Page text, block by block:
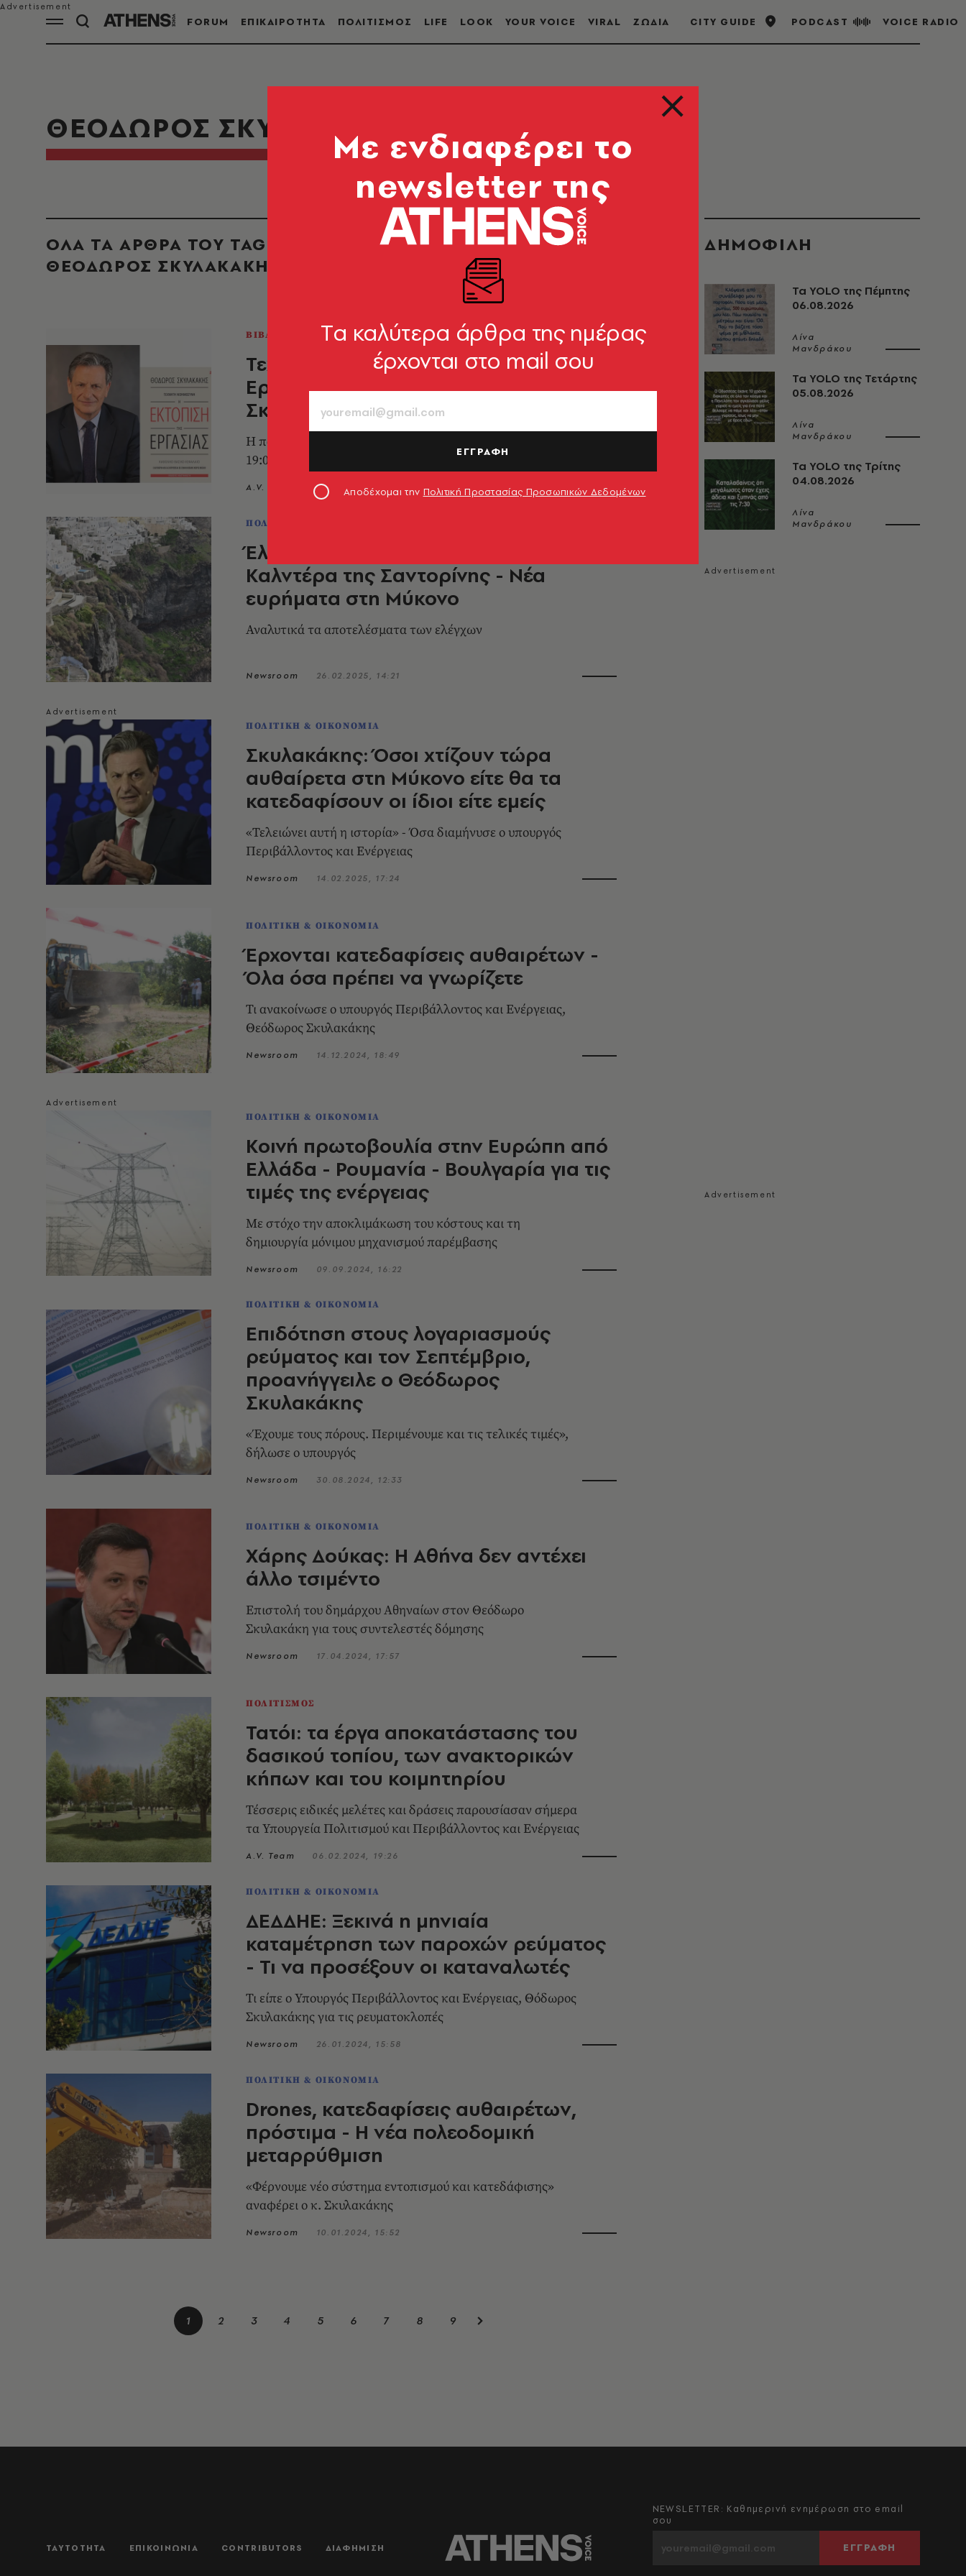
FORUM ΕΠΙΚΑΙΡΟΤΗΤΑ ΠΟΛΙΤΙΣΜΟΣ LIFE LOOK YOUR VOICE VIRAL ΖΩΔΙΑ CITY GUIDE PODCAST VOICE RADIO
ΘΕΟΔΩΡΟΣ ΣΚΥΛΑΚΑΚΗΣ
ΟΛΑ ΤΑ ΑΡΘΡΑ ΤΟΥ TAG
ΘΕΟΔΩΡΟΣ ΣΚΥΛΑΚΑΚΗΣ
ΒΙΒΛΙΟ
Τεχνητή Νοημοσύνη – Η Εκτόπιση της
Εργασίας: Το νέο βιβλίο του Θόδωρου
Σκυλακάκη
Η παρουσίασή του θα γίνει τη Δευτέρα 8 Ιουνίου 2026, στις
19:00, στην Αίγλη Ζαππείου
A.V. Team 02.06.2026, 18:47
ΠΟΛΙΤΙΚΗ & ΟΙΚΟΝΟΜΙΑ
Έλεγχοι ΥΠΕΝ: Αυθαίρετα στην
Καλντέρα της Σαντορίνης - Νέα
ευρήματα στη Μύκονο
Αναλυτικά τα αποτελέσματα των ελέγχων
Newsroom 26.02.2025, 14:21
ΠΟΛΙΤΙΚΗ & ΟΙΚΟΝΟΜΙΑ
Σκυλακάκης: Όσοι χτίζουν τώρα
αυθαίρετα στη Μύκονο είτε θα τα
κατεδαφίσουν οι ίδιοι είτε εμείς
«Τελειώνει αυτή η ιστορία» - Όσα διαμήνυσε ο υπουργός
Περιβάλλοντος και Ενέργειας
Newsroom 14.02.2025, 17:24
ΠΟΛΙΤΙΚΗ & ΟΙΚΟΝΟΜΙΑ
Έρχονται κατεδαφίσεις αυθαιρέτων -
Όλα όσα πρέπει να γνωρίζετε
Τι ανακοίνωσε ο υπουργός Περιβάλλοντος και Ενέργειας,
Θεόδωρος Σκυλακάκης
Newsroom 14.12.2024, 18:49
ΠΟΛΙΤΙΚΗ & ΟΙΚΟΝΟΜΙΑ
Κοινή πρωτοβουλία στην Ευρώπη από
Ελλάδα - Ρουμανία - Βουλγαρία για τις
τιμές της ενέργειας
Με στόχο την αποκλιμάκωση του κόστους και τη
δημιουργία μόνιμου μηχανισμού παρέμβασης
Newsroom 09.09.2024, 16:22
ΠΟΛΙΤΙΚΗ & ΟΙΚΟΝΟΜΙΑ
Επιδότηση στους λογαριασμούς
ρεύματος και τον Σεπτέμβριο,
προανήγγειλε ο Θεόδωρος
Σκυλακάκης
«Έχουμε τους πόρους. Περιμένουμε και τις τελικές τιμές»,
δήλωσε ο υπουργός
Newsroom 30.08.2024, 12:33
ΠΟΛΙΤΙΚΗ & ΟΙΚΟΝΟΜΙΑ
Χάρης Δούκας: Η Αθήνα δεν αντέχει
άλλο τσιμέντο
Επιστολή του δημάρχου Αθηναίων στον Θεόδωρο
Σκυλακάκη για τους συντελεστές δόμησης
Newsroom 17.04.2024, 17:57
ΠΟΛΙΤΙΣΜΟΣ
Τατόι: τα έργα αποκατάστασης του
δασικού τοπίου, των ανακτορικών
κήπων και του κοιμητηρίου
Τέσσερις ειδικές μελέτες και δράσεις παρουσίασαν σήμερα
τα Υπουργεία Πολιτισμού και Περιβάλλοντος και Ενέργειας
A.V. Team 06.02.2024, 19:26
ΠΟΛΙΤΙΚΗ & ΟΙΚΟΝΟΜΙΑ
ΔΕΔΔΗΕ: Ξεκινά η μηνιαία
καταμέτρηση των παροχών ρεύματος
- Τι να προσέξουν οι καταναλωτές
Τι είπε ο Υπουργός Περιβάλλοντος και Ενέργειας, Θόδωρος
Σκυλακάκης για τις ρευματοκλοπές
Newsroom 26.01.2024, 15:58
ΠΟΛΙΤΙΚΗ & ΟΙΚΟΝΟΜΙΑ
Drones, κατεδαφίσεις αυθαιρέτων,
πρόστιμα - Η νέα πολεοδομική
μεταρρύθμιση
«Φέρνουμε νέο σύστημα εντοπισμού και κατεδάφισης»
αναφέρει ο κ. Σκυλακάκης
Newsroom 10.01.2024, 15:52
1 2 3 4 5 6 7 8 9
ΔΗΜΟΦΙΛΗ
Τα YOLO της Πέμπτης
06.08.2026
Λίνα
Μανδράκου
Τα YOLO της Τετάρτης
05.08.2026
Λίνα
Μανδράκου
Τα YOLO της Τρίτης
04.08.2026
Λίνα
Μανδράκου
ΤΑΥΤΟΤΗΤΑ ΕΠΙΚΟΙΝΩΝΙΑ CONTRIBUTORS ΔΙΑΦΗΜΙΣΗ
NEWSLETTER: Καθημερινή ενημέρωση στο email
σου
ΕΓΓΡΑΦΗ
Mε ενδιαφέρει το
newsletter της
Tα καλύτερα άρθρα της ημέρας
έρχονται στο mail σου
ΕΓΓΡΑΦΗ
Αποδέχομαι την Πολιτική Προστασίας Προσωπικών Δεδομένων